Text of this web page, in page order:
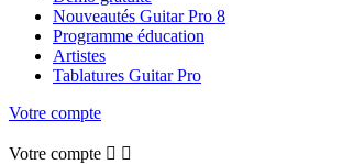
Nouveautés Guitar Pro 8
Programme éducation
Artistes
Tablatures Guitar Pro
Votre compte
Votre compte  